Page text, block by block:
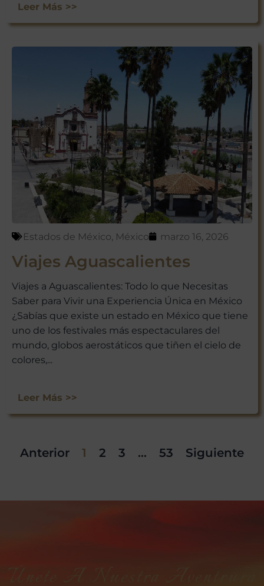
Leer Más >>
Estados de México, México marzo 16, 2026
Viajes Aguascalientes
Viajes a Aguascalientes: Todo lo que Necesitas
Saber para Vivir una Experiencia Única en México
¿Sabías que existe un estado en México que tiene
uno de los festivales más espectaculares del
mundo, globos aerostáticos que tiñen el cielo de
colores,...
Leer Más >>
Anterior 1 2 3 … 53 Siguiente